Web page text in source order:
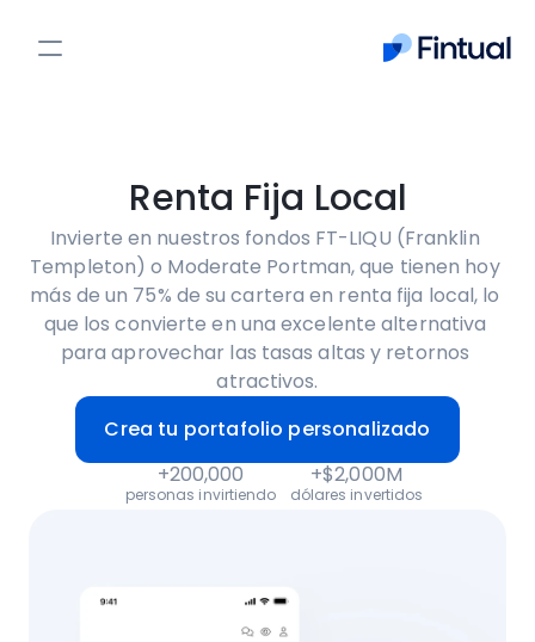
Nosotros
Fintualist
Entrar Crear cuenta
Renta Fija Local
Invierte en nuestros fondos FT-LIQU (Franklin
Templeton) o Moderate Portman, que tienen hoy
más de un 75% de su cartera en renta fija local, lo
que los convierte en una excelente alternativa
para aprovechar las tasas altas y retornos
atractivos.
Crea tu portafolio personalizado
+200,000
personas invirtiendo
+$2,000M
dólares invertidos